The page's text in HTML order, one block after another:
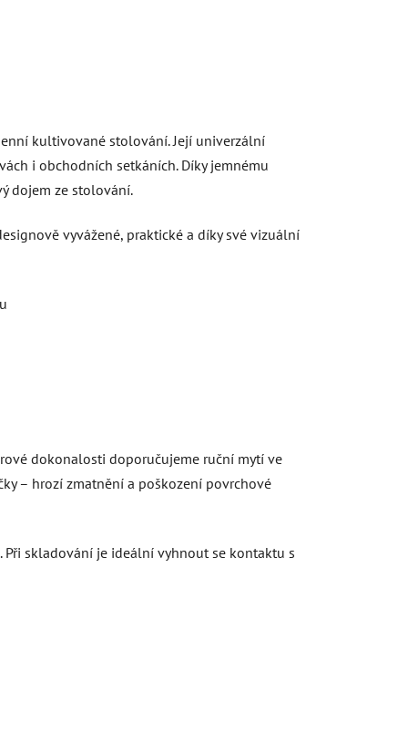
kultivované stolování. Její univerzální
i obchodních setkáních. Díky jemnému
dojem ze stolování.
vyvážené, praktické a díky své vizuální
dokonalosti doporučujeme ruční mytí ve
– hrozí zmatnění a poškození povrchové
skladování je ideální vyhnout se kontaktu s